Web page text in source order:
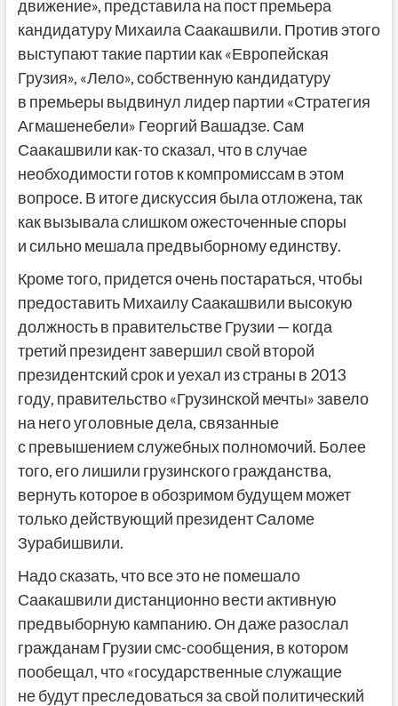
движение», представила на пост премьера
кандидатуру Михаила Саакашвили. Против этого
выступают такие партии как «Европейская
Грузия», «Лело», собственную кандидатуру
в премьеры выдвинул лидер партии «Стратегия
Агмашенебели» Георгий Вашадзе. Сам
Саакашвили как-то сказал, что в случае
необходимости готов к компромиссам в этом
вопросе. В итоге дискуссия была отложена, так
как вызывала слишком ожесточенные споры
и сильно мешала предвыборному единству.
Кроме того, придется очень постараться, чтобы
предоставить Михаилу Саакашвили высокую
должность в правительстве Грузии — когда
третий президент завершил свой второй
президентский срок и уехал из страны в 2013
году, правительство «Грузинской мечты» завело
на него уголовные дела, связанные
с превышением служебных полномочий. Более
того, его лишили грузинского гражданства,
вернуть которое в обозримом будущем может
только действующий президент Саломе
Зурабишвили.
Надо сказать, что все это не помешало
Саакашвили дистанционно вести активную
предвыборную кампанию. Он даже разослал
гражданам Грузии смс-сообщения, в котором
пообещал, что «государственные служащие
не будут преследоваться за свой политический